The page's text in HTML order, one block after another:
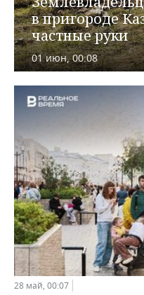
ХОККЕЙ С МЯЧОМ
ПРОИСШЕСТВИЯ
в пригороде
частные руки
01 июн, 00:08
28 май, 00:07